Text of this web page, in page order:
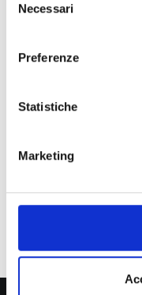
delNecessari
Preferenze
Statistiche
Marketing